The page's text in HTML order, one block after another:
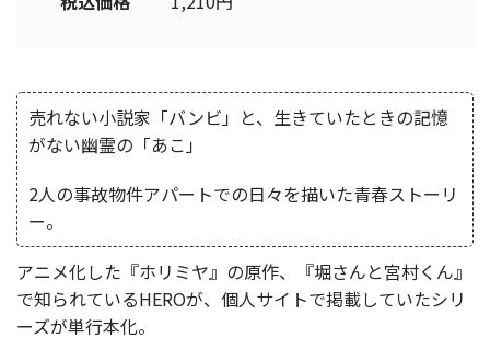
売れない小説家「バンビ」と、生きていたときの記憶
がない幽霊の「あこ」
2人の事故物件アパートでの日々を描いた青春ストーリ
ー。
アニメ化した『ホリミヤ』の原作、『堀さんと宮村くん』
で知られているHEROが、個人サイトで掲載していたシリ
ーズが単行本化。